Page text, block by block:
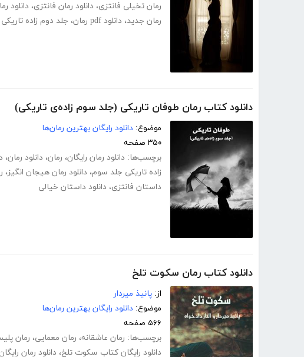
رمان تخیلی فانتزی، دانلود رمان فانتزی، دانلود
رمان جدید، دانلود pdf رمان ، جلد دوم زاده تاریکی
دانلود کتاب رمان طوفان تاریکی (جلد سوم زاده‌ی تاریکی)
موضوع: دانلود رایگان بهترین رمان‌ها
۳۵۰ صفحه
برچسب‌ها: دانلود رمان رایگان، رمان، دانلود رمان،
زاده تاریکی جلد سوم، دانلود رمان هیجان انگیز،
داستان فانتزی، دانلود داستان خیالی
دانلود کتاب رمان سکوت تلخ
از: پانیذ میردار
موضوع: دانلود رایگان بهترین رمان‌ها
۵۶۶ صفحه
برچسب‌ها: رمان عاشقانه، رمان معمایی، رمان
دانلود رایگان کتاب سکوت تلخ، دانلود رمان